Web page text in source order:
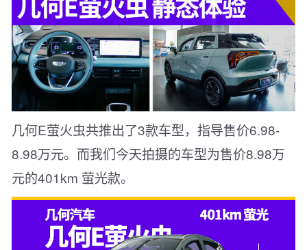
几何E萤火虫共推出了3款车型，指导售价6.98-
8.98万元。而我们今天拍摄的车型为售价8.98万
元的401km 萤光款。